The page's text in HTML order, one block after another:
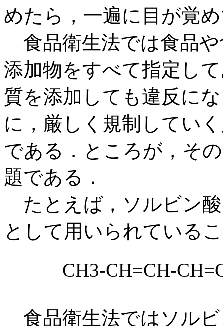
めたら，一遍に目が覚
食品衛生法では食品
添加物をすべて指定し
質を添加しても違反に
に，厳しく規制してい
である．ところが，そ
題である．
たとえば，ソルビン
として用いられている
CH3-CH=CH-
食品衛生法ではソル